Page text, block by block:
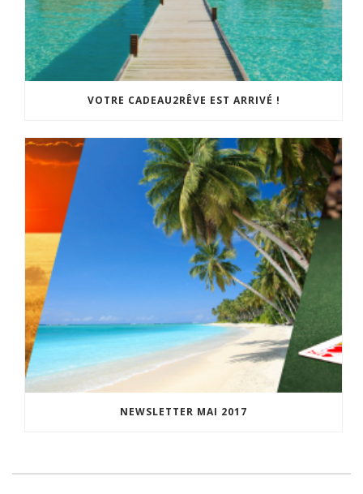
VOTRE CADEAU2RÊVE EST ARRIVÉ !
NEWSLETTER MAI 2017